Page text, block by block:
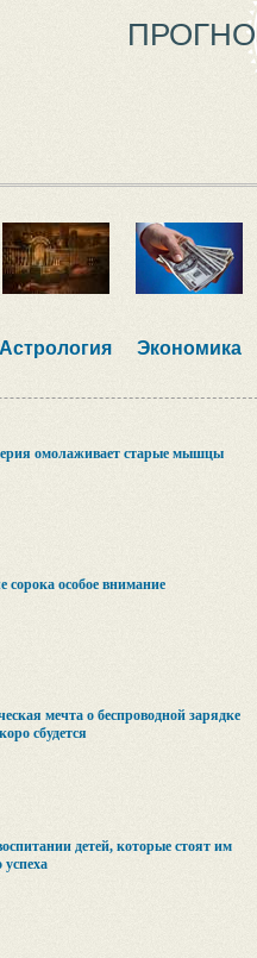
Астрология Экономика
омолаживает старые мышцы
сорока особое внимание
мечта о беспроводной зарядке
сбудется
детей, которые стоят им